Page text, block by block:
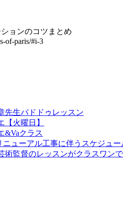
ョンのコツまとめ
of-paris/#i-3
先生パドドゥレッスン
【火曜日】
&Vaクラス
ューアル工事に伴うスケジュー
術監督のレッスンがクラスワンで